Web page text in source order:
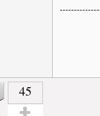
45